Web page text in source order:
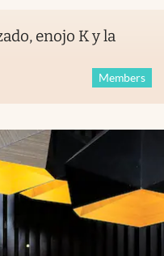
enojo K y la
Members